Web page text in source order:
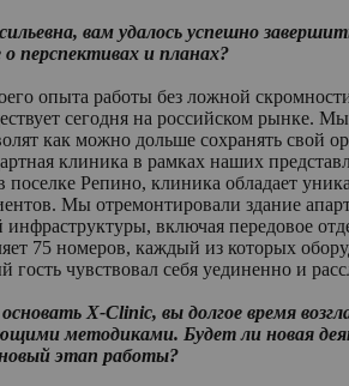
вам удалось успешно
перспективах и планах?
опыта работы без ложной
сегодня на российском рынке.
как можно дольше сохранять свой
клиника в рамках наших
поселке Репино, клиника обладает
Мы отремонтировали здание
включая передовое
75 номеров, каждый из которых
гость чувствовал себя уединенно и
X-Clinic, вы долгое время
методиками. Будет ли новая
этап работы?